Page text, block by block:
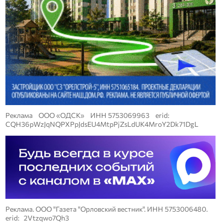
Реклама ООО «ОДСК» ИНН 5753069963 erid:
CQH36pWzJqNQPXPpJdsEU4MtpPjZsLdUK4MroY2Dk71DgL
Реклама. ООО "Газета "Орловский вестник". ИНН 5753006480.
erid: 2Vtzqwo7Qh3